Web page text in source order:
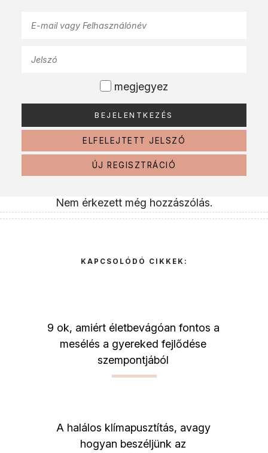
megjegyez
ELFELEJTETT JELSZÓ
ÚJ REGISZTRÁCIÓ
Nem érkezett még hozzászólás.
KAPCSOLÓDÓ CIKKEK:
9 ok, amiért életbevágóan fontos a
mesélés a gyereked fejlődése
szempontjából
A halálos klímapusztítás, avagy
hogyan beszéljünk az